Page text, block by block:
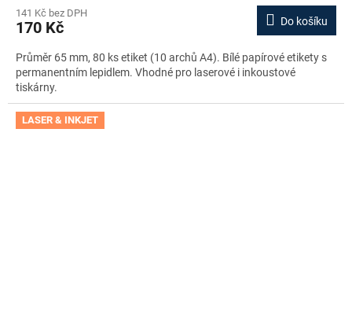
141 Kč bez DPH
170 Kč Do košíku
Průměr 65 mm, 80 ks etiket (10 archů A4). Bílé papírové etikety s
permanentním lepidlem. Vhodné pro laserové i inkoustové
tiskárny.
LASER & INKJET